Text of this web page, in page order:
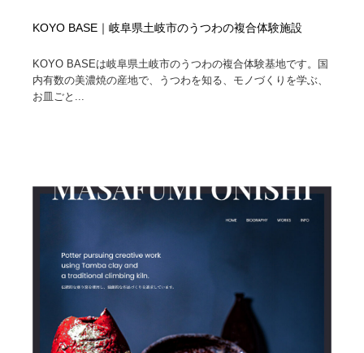
KOYO BASE｜岐阜県土岐市のうつわの複合体験施設
KOYO BASEは岐阜県土岐市のうつわの複合体験基地です。国
内有数の美濃焼の産地で、うつわを知る、モノづくりを学ぶ、
お皿ごと...